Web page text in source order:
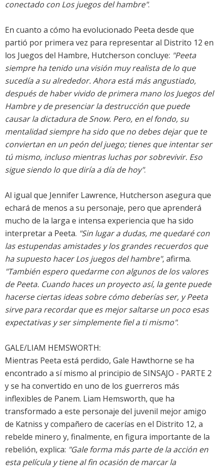
conectado con Los juegos del hambre".
En cuanto a cómo ha evolucionado Peeta desde que
partió por primera vez para representar al Distrito 12 en
los Juegos del Hambre, Hutcherson concluye: "Peeta
siempre ha tenido una visión muy realista de lo que
sucedía a su alrededor. Ahora está más angustiado,
después de haber vivido de primera mano los Juegos del
Hambre y de presenciar la destrucción que puede
causar la dictadura de Snow. Pero, en el fondo, su
mentalidad siempre ha sido que no debes dejar que te
conviertan en un peón del juego; tienes que intentar ser
tú mismo, incluso mientras luchas por sobrevivir. Eso
sigue siendo lo que diría a día de hoy".
Al igual que Jennifer Lawrence, Hutcherson asegura que
echará de menos a su personaje, pero que aprenderá
mucho de la larga e intensa experiencia que ha sido
interpretar a Peeta. "Sin lugar a dudas, me quedaré con
las estupendas amistades y los grandes recuerdos que
ha supuesto hacer Los juegos del hambre", afirma.
"También espero quedarme con algunos de los valores
de Peeta. Cuando haces un proyecto así, la gente puede
hacerse ciertas ideas sobre cómo deberías ser, y Peeta
sirve para recordar que es mejor saltarse un poco esas
expectativas y ser simplemente fiel a ti mismo".
GALE/LIAM HEMSWORTH:
Mientras Peeta está perdido, Gale Hawthorne se ha
encontrado a sí mismo al principio de SINSAJO - PARTE 2
y se ha convertido en uno de los guerreros más
inflexibles de Panem. Liam Hemsworth, que ha
transformado a este personaje del juvenil mejor amigo
de Katniss y compañero de cacerías en el Distrito 12, a
rebelde minero y, finalmente, en figura importante de la
rebelión, explica: "Gale forma más parte de la acción en
esta película y tiene al fin ocasión de marcar la